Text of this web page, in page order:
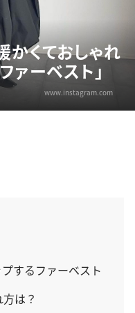
かくておしゃれ
ァーベスト」
www.instagram.com
するファーベスト
は？